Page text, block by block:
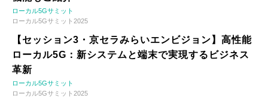
ローカル5Gサミット
ローカル5Gサミット2025
【セッション3・京セラみらいエンビジョン】高性能
ローカル5G：新システムと端末で実現するビジネス
革新
ローカル5Gサミット
ローカル5Gサミット2025